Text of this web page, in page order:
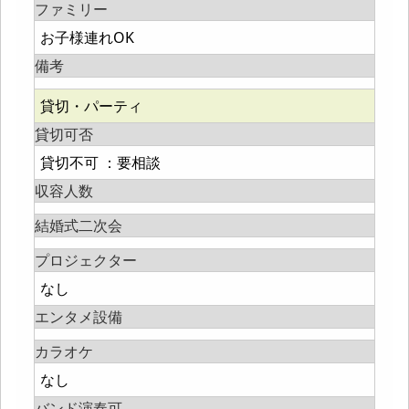
ファミリー
お子様連れOK
備考
貸切・パーティ
貸切可否
貸切不可 ：要相談
収容人数
結婚式二次会
プロジェクター
なし
エンタメ設備
カラオケ
なし